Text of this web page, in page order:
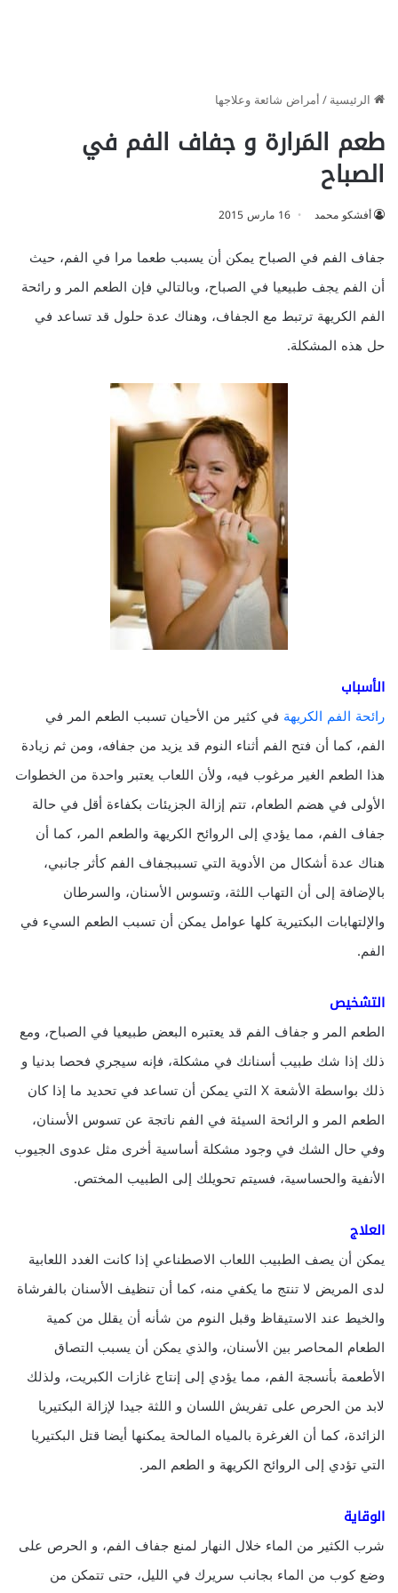
الرئيسية/أمراض شائعة وعلاجها
طعم المَرارة و جفاف الفم في
الصباح
أفشكو محمد 16 مارس 2015
جفاف الفم في الصباح يمكن أن يسبب طعما مرا في الفم، حيث
أن الفم يجف طبيعيا في الصباح، وبالتالي فإن الطعم المر و رائحة
الفم الكريهة ترتبط مع الجفاف، وهناك عدة حلول قد تساعد في
حل هذه المشكلة.
الأسباب
رائحة الفم الكريهة في كثير من الأحيان تسبب الطعم المر في
الفم، كما أن فتح الفم أثناء النوم قد يزيد من جفافه، ومن ثم زيادة
هذا الطعم الغير مرغوب فيه، ولأن اللعاب يعتبر واحدة من الخطوات
الأولى في هضم الطعام، تتم إزالة الجزيئات بكفاءة أقل في حالة
جفاف الفم، مما يؤدي إلى الروائح الكريهة والطعم المر، كما أن
هناك عدة أشكال من الأدوية التي تسببجفاف الفم كأثر جانبي،
بالإضافة إلى أن التهاب اللثة، وتسوس الأسنان، والسرطان
والإلتهابات البكتيرية كلها عوامل يمكن أن تسبب الطعم السيء في
الفم.
التشخيص
الطعم المر و جفاف الفم قد يعتبره البعض طبيعيا في الصباح، ومع
ذلك إذا شك طبيب أسنانك في مشكلة، فإنه سيجري فحصا بدنيا و
ذلك بواسطة الأشعة X التي يمكن أن تساعد في تحديد ما إذا كان
الطعم المر و الرائحة السيئة في الفم ناتجة عن تسوس الأسنان،
وفي حال الشك في وجود مشكلة أساسية أخرى مثل عدوى الجيوب
الأنفية والحساسية، فسيتم تحويلك إلى الطبيب المختص.
العلاج
يمكن أن يصف الطبيب اللعاب الاصطناعي إذا كانت الغدد اللعابية
لدى المريض لا تنتج ما يكفي منه، كما أن تنظيف الأسنان بالفرشاة
والخيط عند الاستيقاظ وقبل النوم من شأنه أن يقلل من كمية
الطعام المحاصر بين الأسنان، والذي يمكن أن يسبب التصاق
الأطعمة بأنسجة الفم، مما يؤدي إلى إنتاج غازات الكبريت، ولذلك
لابد من الحرص على تفريش اللسان و اللثة جيدا لإزالة البكتيريا
الزائدة، كما أن الغرغرة بالمياه المالحة يمكنها أيضا قتل البكتيريا
التي تؤدي إلى الروائح الكريهة و الطعم المر.
الوقاية
شرب الكثير من الماء خلال النهار لمنع جفاف الفم، و الحرص على
وضع كوب من الماء بجانب سريرك في الليل، حتى تتمكن من